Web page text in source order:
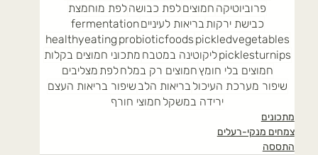
פרוביוטיקה חמוציםלפת כבושהלפת מוחמצת
כבישת ירקות בריאות לעינייםfermentation
pickledvegetables
probioticfoods
healthyeating
picklesturnipsליקוטינה במטבח מתכוני חמוצים בקלות
חמוצים בלי חומץחמוצים רק במלחלפת מצליבים
שיפור מערכת העיכול בריאות הלב שיפור בריאות העצם
ירידה במשקל חמוצי חורף
מתכונים
צמחים מנקי-רעלים
התססה